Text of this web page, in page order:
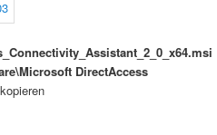
DirectAccess